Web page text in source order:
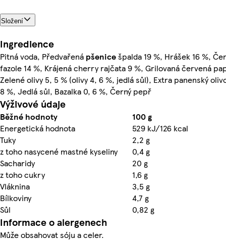
Složení
Ingredience
Pitná voda, Předvařená pšenicešpalda 19 %, Hrášek 16 %,
fazole 14 %, Krájená cherry rajčata 9 %, Grilovaná červená
Zelené olivy 5, 5 % (olivy 4, 6 %, jedlá sůl), Extra panenský
8 %, Jedlá sůl, Bazalka 0, 6 %, Černý pepř
Výživové údaje
Běžné hodnoty
100 g
Energetická hodnota
529 kJ/126 kcal
Tuky
2,2 g
z toho nasycené mastné kyseliny
0,4 g
Sacharidy
20 g
z toho cukry
1,6 g
Vláknina
3,5 g
Bílkoviny
4,7 g
Sůl
0,82 g
Informace o alergenech
Může obsahovat sóju a celer.